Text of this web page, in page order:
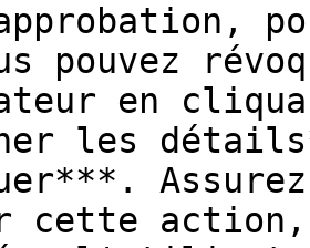
pouvez
en
les
cette